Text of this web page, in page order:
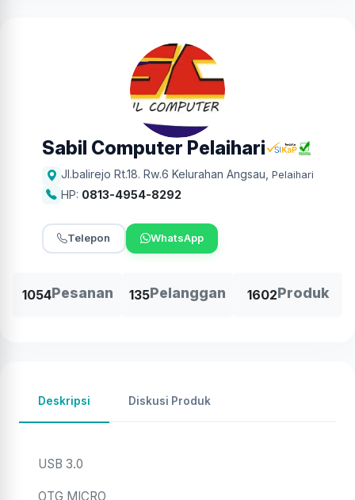
Sabil Computer Pelaihari
Jl.balirejo Rt.18. Rw.6 Kelurahan Angsau Pelaihari
HP: 0813-4954-8292
Telepon WhatsApp
1054Pesanan 135Pelanggan 1602Produk
Deskripsi Diskusi Produk
USB 3.0
OTG MICRO